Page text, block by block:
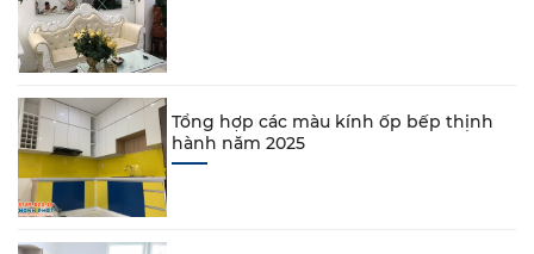
Tổng hợp các màu kính ốp bếp thịnh
hành năm 2025